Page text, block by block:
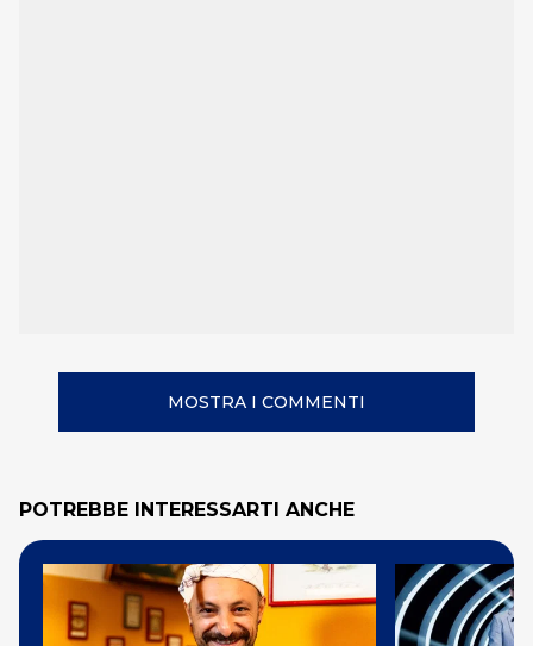
MOSTRA I COMMENTI
POTREBBE INTERESSARTI ANCHE